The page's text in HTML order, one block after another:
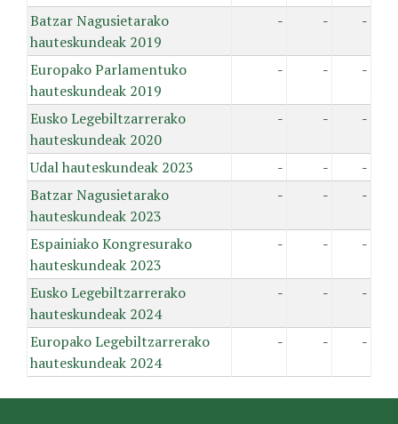
Batzar Nagusietarako
hauteskundeak 2019
- - -
Europako Parlamentuko
hauteskundeak 2019
- - -
Eusko Legebiltzarrerako
hauteskundeak 2020
- - -
Udal hauteskundeak 2023 - -
-
Batzar Nagusietarako
hauteskundeak 2023
- - -
Espainiako Kongresurako
hauteskundeak 2023
- - -
Eusko Legebiltzarrerako
hauteskundeak 2024
- - -
Europako Legebiltzarrerako
hauteskundeak 2024
- - -